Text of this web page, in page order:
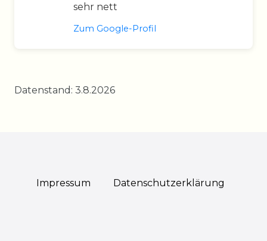
sehr nett
Zum Google-Profil
Datenstand: 3.8.2026
Impressum Daten­schutz­erklärung